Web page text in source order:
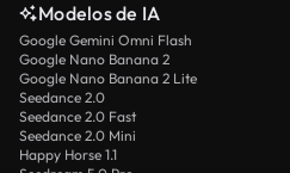
Modelos de IA
Google Gemini Omni Flash
Google Nano Banana 2
Google Nano Banana 2 Lite
Seedance 2.0
Seedance 2.0 Fast
Seedance 2.0 Mini
Happy Horse 1.1